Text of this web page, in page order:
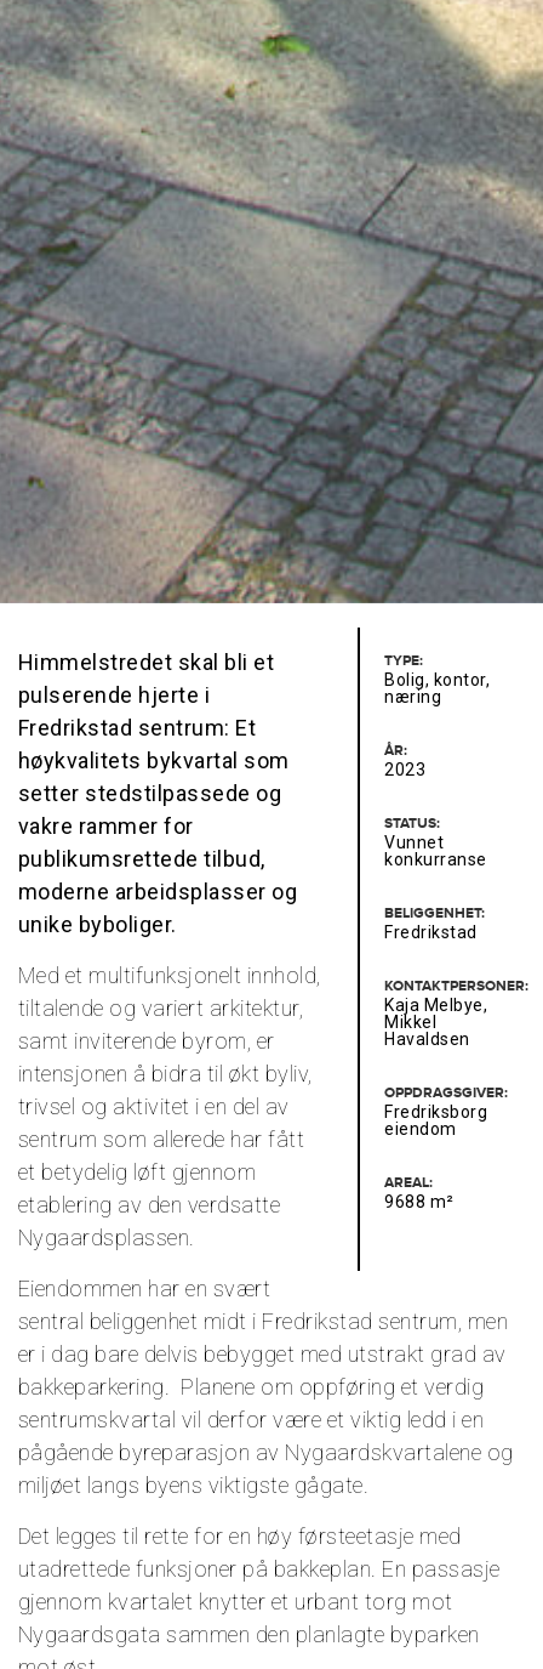
TYPE:
Bolig, kontor,
næring
ÅR:
2023
STATUS:
Vunnet
konkurranse
BELIGGENHET:
Fredrikstad
KONTAKTPERSONER:
Kaja Melbye,
Mikkel
Havaldsen
OPPDRAGSGIVER:
Fredriksborg
eiendom
AREAL:
9688 m²
Himmelstredet skal bli et
pulserende hjerte i
Fredrikstad sentrum: Et
høykvalitets bykvartal som
setter stedstilpassede og
vakre rammer for
publikumsrettede tilbud,
moderne arbeidsplasser og
unike byboliger.
Med et multifunksjonelt innhold,
tiltalende og variert arkitektur,
samt inviterende byrom, er
intensjonen å bidra til økt byliv,
trivsel og aktivitet i en del av
sentrum som allerede har fått
et betydelig løft gjennom
etablering av den verdsatte
Nygaardsplassen.
Eiendommen har en svært
sentral beliggenhet midt i Fredrikstad sentrum, men
er i dag bare delvis bebygget med utstrakt grad av
bakkeparkering. Planene om oppføring et verdig
sentrumskvartal vil derfor være et viktig ledd i en
pågående byreparasjon av Nygaardskvartalene og
miljøet langs byens viktigste gågate.
Det legges til rette for en høy førsteetasje med
utadrettede funksjoner på bakkeplan. En passasje
gjennom kvartalet knytter et urbant torg mot
Nygaardsgata sammen den planlagte byparken